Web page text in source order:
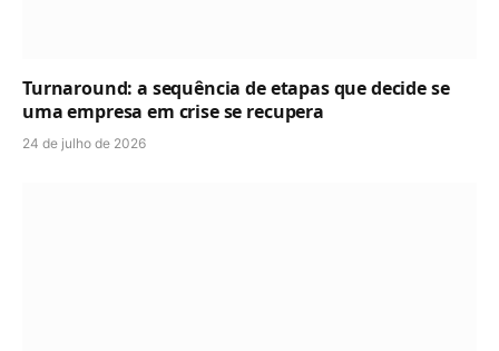
Turnaround: a sequência de etapas que decide se
uma empresa em crise se recupera
24 de julho de 2026